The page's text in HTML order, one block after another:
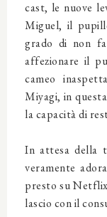
cast, le nuove
Miguel, il
grado di non
affezionare il
cameo
Miyagi, in
la capacità di
In attesa della
veramente
presto su
lascio con il